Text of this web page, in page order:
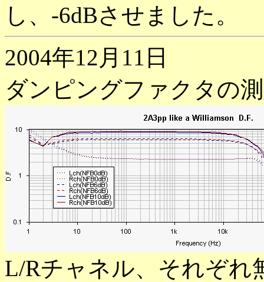
し、-6dBさせました。
2004年12月11日
ダンピングファクタの
L/Rチャネル、それぞれ